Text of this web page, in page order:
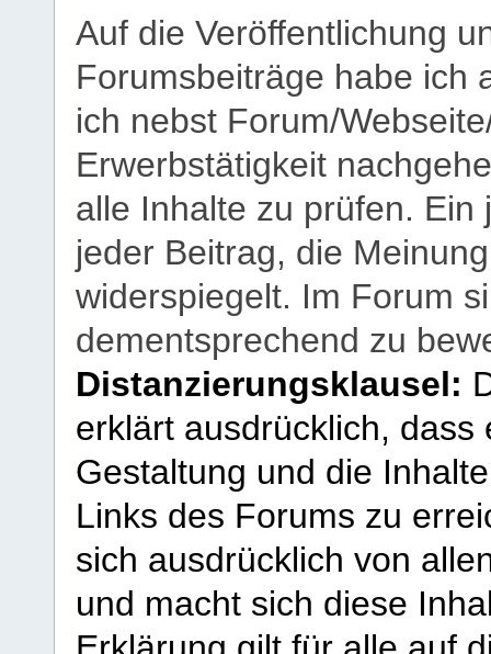
Auf die Veröffentlichung
Forumsbeiträge habe ich
ich nebst Forum/
Erwerbstätigkeit
alle Inhalte zu prüfen.
jeder Beitrag, die
widerspiegelt. Im Forum
dementsprechend zu
Distanzierungsklausel:
erklärt ausdrücklich,
Gestaltung und die
Links des Forums zu
sich ausdrücklich von
und macht sich diese